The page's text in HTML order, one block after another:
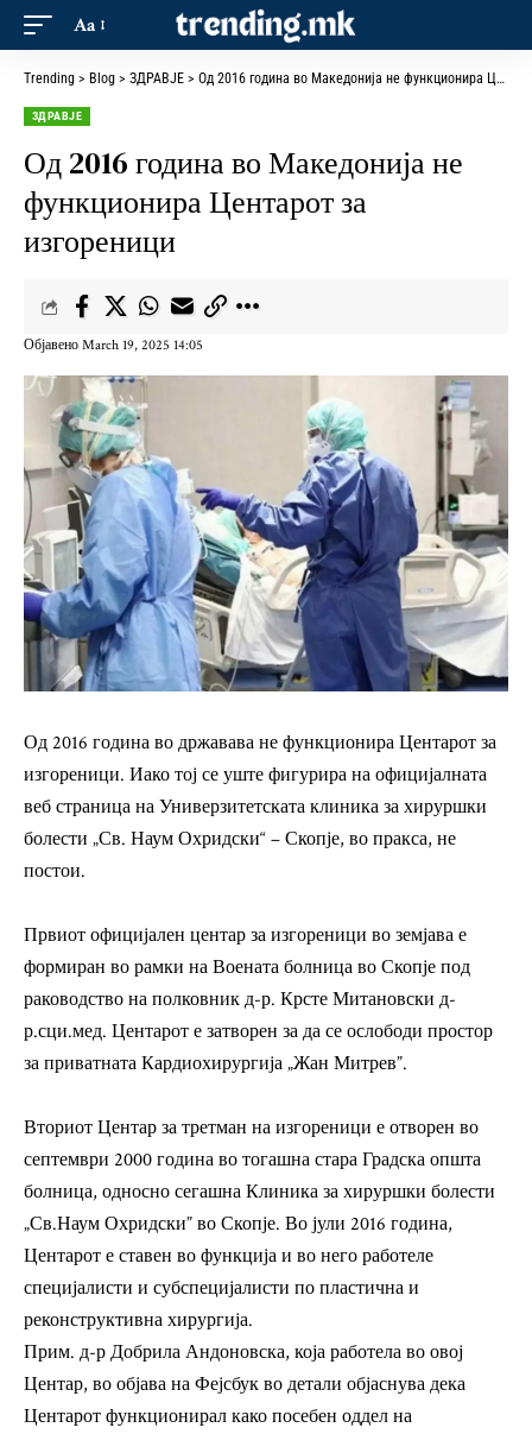
Aa
Trending > Blog > ЗДРАВЈЕ > Од 2016 година во Македонија не функционира Центарот за изгореници
ЗДРАВЈЕ
Од 2016 година во Македонија не
функционира Центарот за
изгореници
Објавено March 19, 2025 14:05
Од 2016 година во државава не функционира Центарот за
изгореници. Иако тој се уште фигурира на официјалната
веб страница на Универзитетската клиника за хируршки
болести „Св. Наум Охридски“ – Скопје, во пракса, не
постои.
Првиот официјален центар за изгореници во земјава е
формиран во рамки на Воената болница во Скопје под
раководство на полковник д-р. Крсте Митановски д-
р.сци.мед. Центарот е затворен за да се ослободи простор
за приватната Кардиохирургија „Жан Митрев”.
Вториот Центар за третман на изгореници е отворен во
септември 2000 година во тогашна стара Градска општа
болница, односно сегашна Клиника за хируршки болести
„Св.Наум Охридски” во Скопје. Во јули 2016 година,
Центарот е ставен во функција и во него работеле
специјалисти и субспецијалисти по пластична и
реконструктивна хирургија.
Прим. д-р Добрила Андоновска, која работела во овој
Центар, во објава на Фејсбук во детали објаснува дека
Центарот функционирал како посебен оддел на